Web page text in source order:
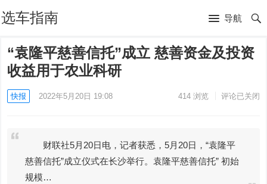
选车指南 导航
“袁隆平慈善信托”成立 慈善资金及投资
收益用于农业科研
快报 2022年5月20日 19:08 414浏览 评论已关闭
财联社5月20日电，记者获悉，5月20日，“袁隆平
慈善信托”成立仪式在长沙举行。袁隆平慈善信托” 初始
规模…